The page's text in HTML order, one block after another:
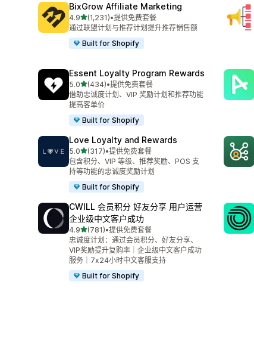
BixGrow Affiliate Marketing
4.9星（满分 5 星）
(1,231)
总共 1231 条评论
•提供免费套餐
通过联盟计划与推荐计划提升推荐销售额
Built for Shopify
Essent Loyalty Program Rewards
5.0星（满分 5 星）
(434)
总共 434 条评论
•提供免费套餐
借助忠诚度计划、VIP 奖励计划和推荐功能
提高客单价
Built for Shopify
Love Loyalty and Rewards
5.0星（满分 5 星）
(317)
总共 317 条评论
•提供免费套餐
包含积分、VIP 等级、推荐奖励、POS 支
持等功能的忠诚度奖励计划
Built for Shopify
CWILL 会员积分 好友分享 用户运营
企业级中文客户成功
4.9星（满分 5 星）
(781)
总共 781 条评论
•提供免费套餐
忠诚度计划：通过会员积分、好友分享、
VIP奖励提升复购率｜企业级中文客户成功
服务｜7x24小时中文客服支持
Built for Shopify